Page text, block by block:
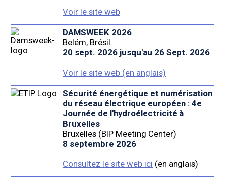
Voir le site web
DAMSWEEK 2026
Belém, Brésil
20 sept. 2026 jusqu'au 26 Sept. 2026
Voir le site web (en anglais)
Sécurité énergétique et numérisation
du réseau électrique européen : 4e
Journée de l'hydroélectricité à
Bruxelles
Bruxelles (BIP Meeting Center)
8 septembre 2026
Consultez le site web ici (en anglais)